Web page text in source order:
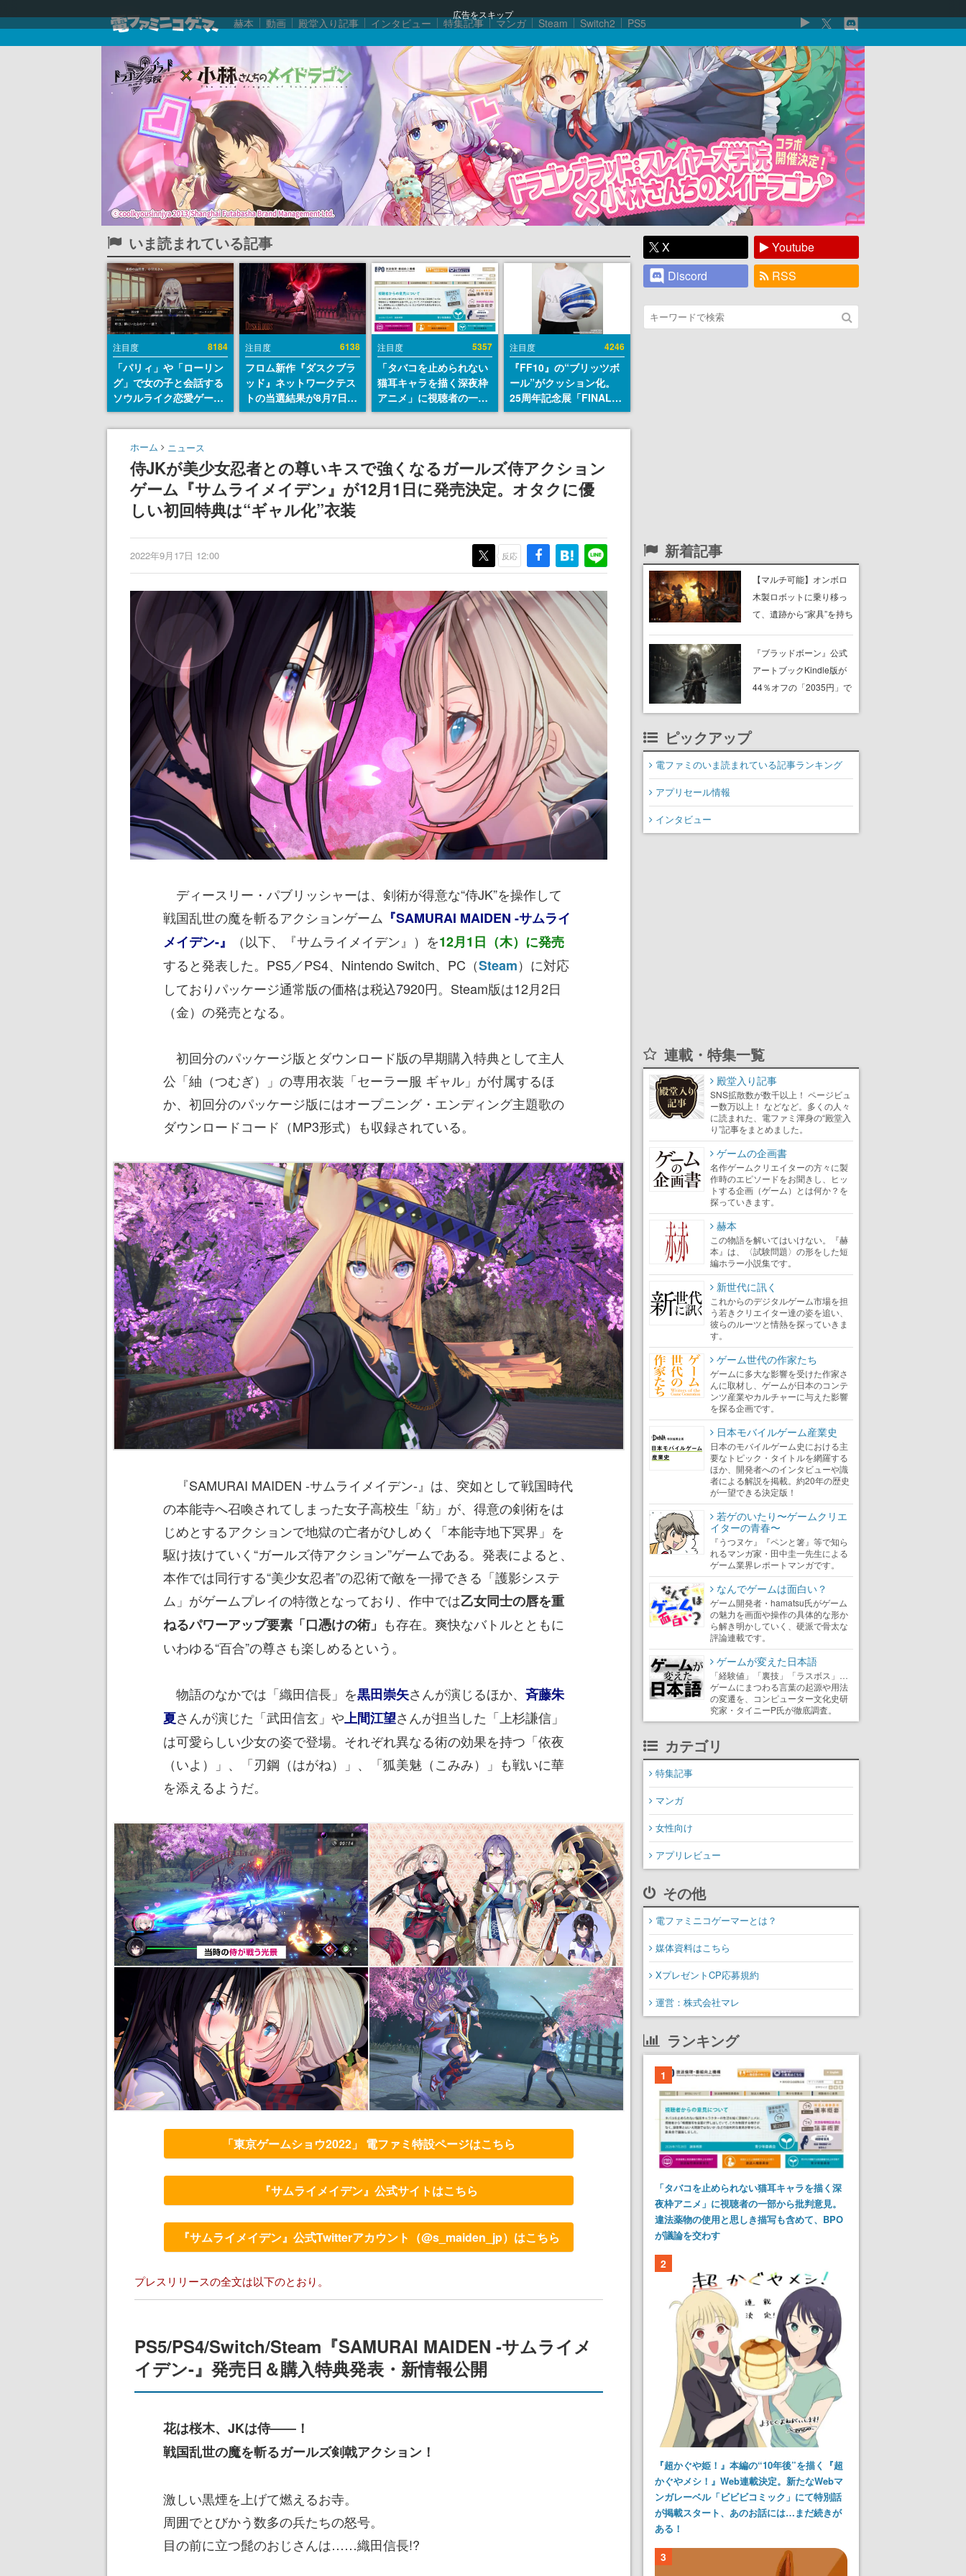
広告をスキップ
赫本 動画 殿堂入り記事 インタビュー 特集記事 マンガ Steam Switch2 PS5
いま読まれている記事
注目度 8184
「パリィ」や「ローリン
グ」で女の子と会話する
ソウルライク恋愛ゲーム
『小早川さんはソウルラ
イク』無料公開。返事に
失敗すると「YOU
DIED」
注目度 6138
フロム新作『ダスクブラ
ッド』ネットワークテス
トの当選結果が8月7日22
時に発表。応募サイトの
マイページから確認可
日～24日
注目度 5357
「タバコを止められない
猫耳キャラを描く深夜枠
アニメ」に視聴者の一部
から批判意見。違法薬物
の使用と思しき描写も含
す
注目度 4246
『FF10』の“ブリッツボ
ール”がクッション化。
25周年記念展「FINAL
FANTASY X MUSEUM-
幻光の記憶-」のグッズ情
ホーム ニュース
侍JKが美少女忍者との尊いキスで強くなるガールズ侍アクション
ゲーム『サムライメイデン』が12月1日に発売決定。オタクに優
しい初回特典は“ギャル化”衣装
2022年9月17日 12:00 反応
ディースリー・パブリッシャーは、剣術が得意な“侍JK”を操作して
戦国乱世の魔を斬るアクションゲーム 『SAMURAI MAIDEN -サムライ
メイデン-』
（以下、『サムライメイデン』）を12月1日（木）に発売
すると発表した。PS5／PS4、Nintendo Switch、PC（Steam）に対応
しておりパッケージ通常版の価格は税込7920円。Steam版は12月2日
（金）の発売となる。
初回分のパッケージ版とダウンロード版の早期購入特典として主人
公「紬（つむぎ）」の専用衣装「セーラー服 ギャル」が付属するほ
か、初回分のパッケージ版にはオープニング・エンディング主題歌の
ダウンロードコード（MP3形式）も収録されている。
『SAMURAI MAIDEN -サムライメイデン-』は、突如として戦国時代
の本能寺へ召喚されてしまった女子高校生「紡」が、得意の剣術をは
じめとするアクションで地獄の亡者がひしめく「本能寺地下冥界」を
駆け抜けていく“ガールズ侍アクション”ゲームである。発表によると、
本作では同行する“美少女忍者”の忍術で敵を一掃できる「護影システ
ム」がゲームプレイの特徴となっており、作中では乙女同士の唇を重
ねるパワーアップ要素「口憑けの術」 も存在。爽快なバトルとともに
いわゆる“百合”の尊さも楽しめるという。
物語のなかでは「織田信長」を黒田崇矢さんが演じるほか、斉藤朱
夏さんが演じた「武田信玄」や上間江望さんが担当した「上杉謙信」
は可愛らしい少女の姿で登場。それぞれ異なる術の効果を持つ「依夜
（いよ）」、「刃鋼（はがね）」、「狐美魅（こみみ）」も戦いに華
を添えるようだ。
「東京ゲームショウ2022」 電ファミ特設ページはこちら
『サムライメイデン』公式サイトはこちら
『サムライメイデン』公式Twitterアカウント（@s_maiden_jp）はこちら
プレスリリースの全文は以下のとおり。
PS5/PS4/Switch/Steam『SAMURAI MAIDEN -サムライメ
イデン-』発売日＆購入特典発表・新情報公開
花は桜木、JKは侍――！
戦国乱世の魔を斬るガールズ剣戟アクション！
激しい黒煙を上げて燃えるお寺。
周囲でとびかう数多の兵たちの怒号。
目の前に立つ髭のおじさんは……織田信長!?
X
Youtube
Discord
RSS
新着記事
【マルチ可能】オンボロ
木製ロボットに乗り移っ
て、遺跡から“家具”を持ち
ーム『GRAIN ROT』が本
日8月8日Steamにて発
売。迫る“腐敗”から逃げ延
地を再建
『ブラッドボーン』公式
アートブックKindle版が
44％オフの「2035円」で
深められる狩人様必携の
一冊
ピックアップ
電ファミのいま読まれている記事ランキング
アプリセール情報
インタビュー
連載・特集一覧
殿堂入り記事
SNS拡散数が数千以上！ ページビュ
ー数万以上！ などなど。多くの人々
に読まれた、電ファミ渾身の“殿堂入
り”記事をまとめました。
ゲームの企画書
名作ゲームクリエイターの方々に製
作時のエピソードをお聞きし、ヒッ
トする企画（ゲーム）とは何か？を
探っていきます。
赫本
この物語を解いてはいけない。『赫
本』は、〈試験問題〉の形をした短
編ホラー小説集です。
新世代に訊く
これからのデジタルゲーム市場を担
う若きクリエイター達の姿を追い、
彼らのルーツと情熱を探っていきま
す。
ゲーム世代の作家たち
ゲームに多大な影響を受けた作家さ
んに取材し、ゲームが日本のコンテ
ンツ産業やカルチャーに与えた影響
を探る企画です。
日本モバイルゲーム産業史
日本のモバイルゲーム史における主
要なトピック・タイトルを網羅する
ほか、開発者へのインタビューや識
者による解説を掲載。約20年の歴史
が一望できる決定版！
若ゲのいたり〜ゲームクリエ
イターの青春〜
『うつヌケ』『ペンと箸』等で知ら
れるマンガ家・田中圭一先生による
ゲーム業界レポートマンガです。
なんでゲームは面白い？
ゲーム開発者・hamatsu氏がゲーム
の魅力を画面や操作の具体的な形か
ら解き明かしていく、硬派で骨太な
評論連載です。
ゲームが変えた日本語
「経験値」「裏技」「ラスボス」…
ゲームにまつわる言葉の起源や用法
の変遷を、コンピューター文化史研
究家・タイニーP氏が徹底調査。
カテゴリ
特集記事
マンガ
女性向け
アプリレビュー
その他
電ファミニコゲーマーとは？
媒体資料はこちら
XプレゼントCP応募規約
運営：株式会社マレ
ランキング
1
「タバコを止められない猫耳キャラを描く深
夜枠アニメ」に視聴者の一部から批判意見。
違法薬物の使用と思しき描写も含めて、BPO
が議論を交わす
2
『超かぐや姫！』本編の“10年後”を描く『超
かぐやメシ！』Web連載決定。新たなWebマ
ンガレーベル「ビビビコミック」にて特別話
が掲載スタート、あのお話には…まだ続きが
ある！
3